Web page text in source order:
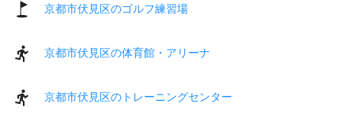
京都市伏見区のゴルフ練習場
京都市伏見区の体育館・アリーナ
京都市伏見区のトレーニングセンター